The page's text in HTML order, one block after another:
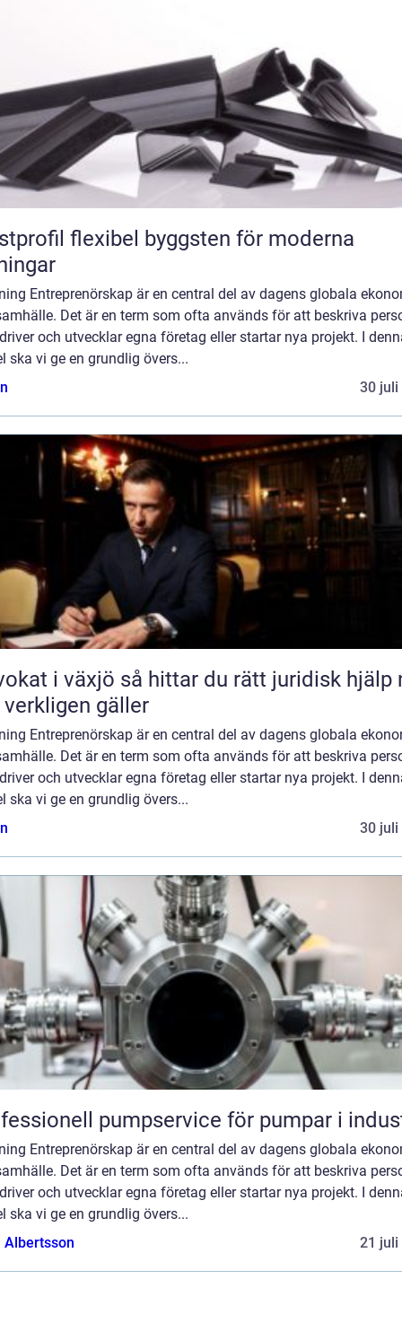
byggsten för moderna
Entreprenörskap är en central del av dagens globala
Det är en term som ofta används för att beskriva
och utvecklar egna företag eller startar nya projekt. I
ska vi ge en grundlig övers...
30 juli
så hittar du rätt juridisk hjälp när
gäller
Entreprenörskap är en central del av dagens globala
Det är en term som ofta används för att beskriva
och utvecklar egna företag eller startar nya projekt. I
ska vi ge en grundlig övers...
30 juli
pumpservice för pumpar i
Entreprenörskap är en central del av dagens globala
Det är en term som ofta används för att beskriva
och utvecklar egna företag eller startar nya projekt. I
ska vi ge en grundlig övers...
Albertsson
21 juli